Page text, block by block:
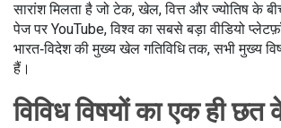
सारांश मिलता है जो टेक, खेल, वित्त और ज्योतिष के
पेज पर YouTube,विश्व का सबसे बड़ा वीडियो
भारत‑विदेश की मुख्य खेल गतिविधितक, सभी मुख्य
हैं।
विविध विषयों का एक ही छत